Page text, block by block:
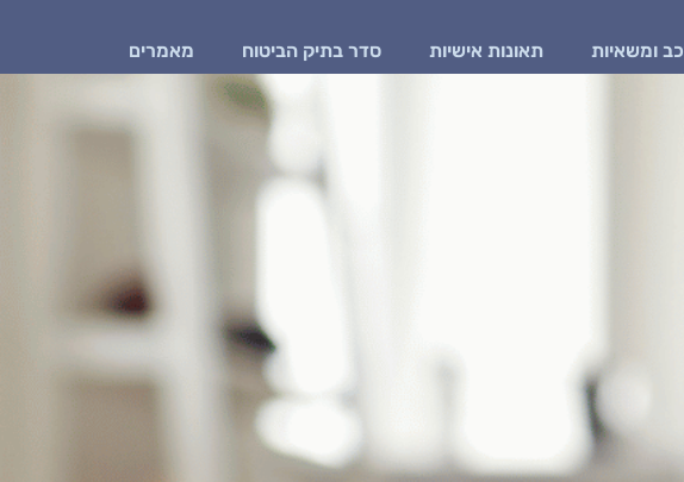
ומשאיות תאונות אישיות סדר בתיק הביטוח מאמרים